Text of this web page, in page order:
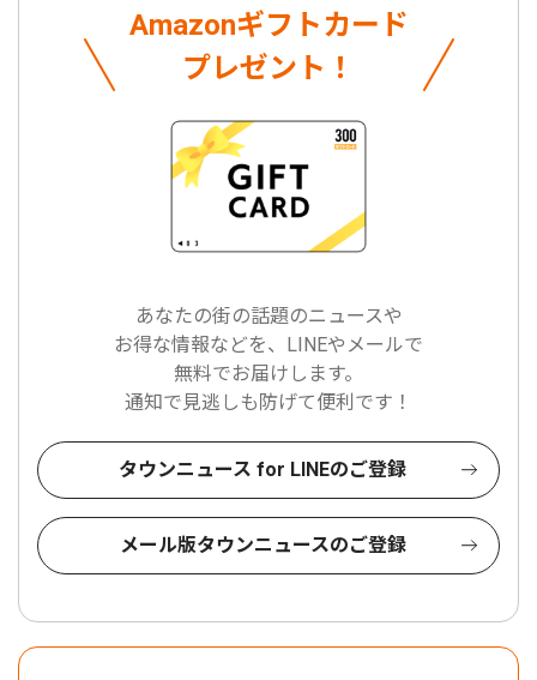
Amazonギフトカード
プレゼント！
あなたの街の話題のニュースや
お得な情報などを、LINEやメールで
無料でお届けします。
通知で見逃しも防げて便利です！
タウンニュース for LINEのご登録
メール版タウンニュースのご登録